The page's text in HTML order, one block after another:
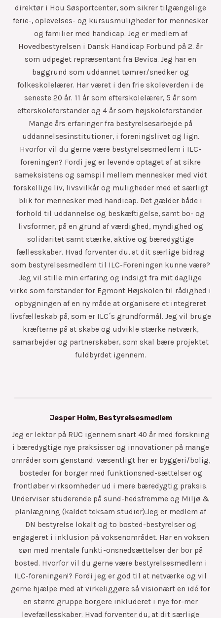
direktør i Hou Søsportcenter, som sikrer tilgængelige
ferie-, oplevelses- og kursusmuligheder for mennesker
og familier med handicap. Jeg er medlem af
Hovedbestyrelsen i Dansk Handicap Forbund på 2. år
som udpeget repræsentant fra Bevica. Jeg har en
baggrund som uddannet tømrer/snedker og
folkeskolelærer. Har været i den frie skoleverden i de
seneste 20 år. 11 år som efterskolelærer, 5 år som
efterskoleforstander og 4 år som højskoleforstander.
Mange års erfaringer fra bestyrelsesarbejde på
uddannelsesinstitutioner, i foreningslivet og lign.
Hvorfor vil du gerne være bestyrelsesmedlem i ILC-
foreningen? Fordi jeg er levende optaget af at sikre
sameksistens og samspil mellem mennesker med vidt
forskellige liv, livsvilkår og muligheder med et særligt
blik for mennesker med handicap. Det gælder både i
forhold til uddannelse og beskæftigelse, samt bo- og
livsformer, på en grund af værdighed, myndighed og
solidaritet samt stærke, aktive og bæredygtige
fællesskaber. Hvad forventer du, at dit særlige bidrag
som bestyrelsesmedlem til ILC-Foreningen kunne være?
Jeg vil stille min erfaring og indsigt fra mit daglige
virke som forstander for Egmont Højskolen til rådighed i
opbygningen af en ny måde at organisere et integreret
livsfælleskab på, som er ILC´s grundformål. Jeg vil bruge
kræfterne på at skabe og udvikle stærke netværk,
samarbejder og partnerskaber, som skal bære projektet
fuldbyrdet igennem.
Jesper Holm, Bestyrelsesmedlem
Jeg er lektor på RUC igennem snart 40 år med forskning
i bæredygtige nye praksisser og innovationer på mange
områder som genstand: væsentligt her er byggeri/bolig,
bosteder for borger med funktionsned-sættelser og
frontløber virksomheder ud i mere bæredygtig praksis.
Underviser studerende på sund-hedsfremme og Miljø &
planlægning (kaldet teksam studier).Jeg er medlem af
DN bestyrelse lokalt og to bosted-bestyrelser og
engageret i inklusion på voksenområdet. Har en voksen
søn med mentale funkti-onsnedsættelser der bor på
bosted. Hvorfor vil du gerne være bestyrelsesmedlem i
ILC-foreningen!? Fordi jeg er god til at netværke og vil
gerne hjælpe med at virkeliggøre så visionært en idé for
en større gruppe borgere inkluderet i nye for-mer
levefællesskaber. Hvad forventer du, at dit særlige